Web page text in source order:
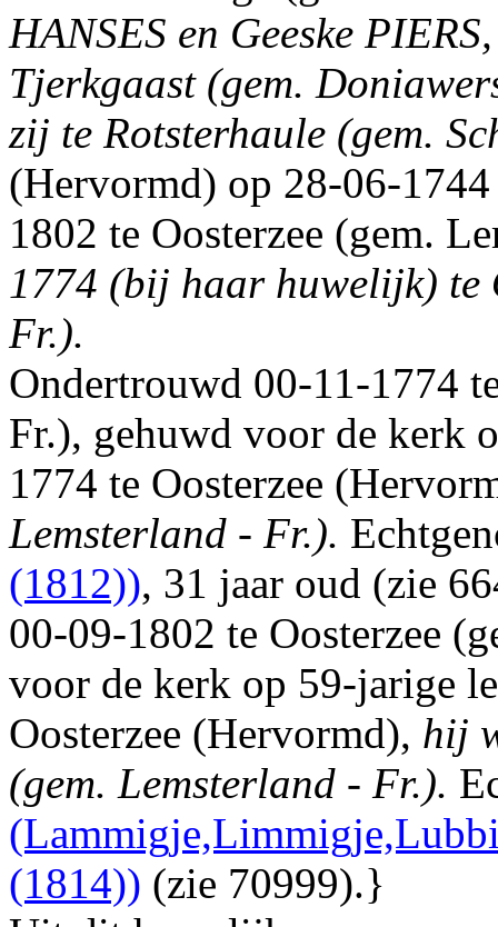
HANSES en Geeske
Tjerkgaast (gem.
zij te Rotsterhaule (gem.
(Hervormd) op 28-06-
1802 te Oosterzee (gem.
1774 (bij haar huwelijk) te
Fr.).
Ondertrouwd 00-11-1774
Fr.), gehuwd voor de kerk
1774 te Oosterzee
Lemsterland - Fr.).
(1812)), 31 jaar oud (zie
00-09-1802 te Oosterzee
voor de kerk op 59-jarige
Oosterzee (Hervormd), hij
(gem. Lemsterland - Fr.).
(1814)) (zie 70999).}